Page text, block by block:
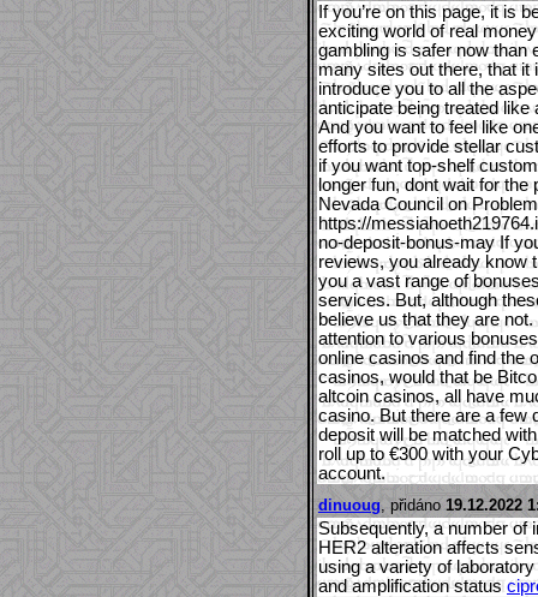
If you’re on this page, it is
exciting world of real
gambling is safer now than
many sites out there, that it
introduce you to all the
anticipate being treated
And you want to feel like
efforts to provide stellar
if you want top-shelf
longer fun, dont wait for
Nevada Council on
https://
no-deposit-bonus-may If
reviews, you already know
you a vast range of
services. But, although
believe us that they are
attention to various
online casinos and find the
casinos, would that be
altcoin casinos, all have
casino. But there are a few
deposit will be matched
roll up to €300 with your
account.
dinuoug , přidáno 19.12.2022
Subsequently, a number of
HER2 alteration affects
using a variety of
and amplification status